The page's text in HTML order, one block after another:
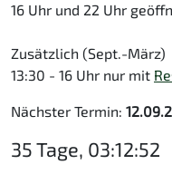
16 Uhr und 22 Uhr
Zusätzlich (Sept.-März)
13:30 - 16 Uhr nur mit
Nächster Termin:
35 Tage, 03:12:52